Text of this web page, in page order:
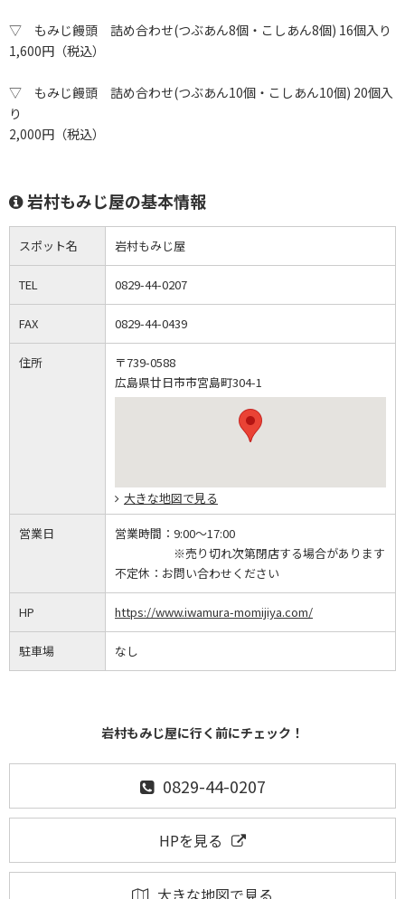
▽ もみじ饅頭 詰め合わせ(つぶあん8個・こしあん8個) 16個入り
1,600円（税込）
▽ もみじ饅頭 詰め合わせ(つぶあん10個・こしあん10個) 20個入
り
2,000円（税込）
岩村もみじ屋の基本情報
スポット名 岩村もみじ屋
TEL 0829-44-0207
FAX 0829-44-0439
住所
〒739-0588
広島県廿日市市宮島町304-1
大きな地図で見る
営業日 営業時間： 9:00～17:00
※売り切れ次第閉店する場合があります
不定休： お問い合わせください
HP https://www.iwamura-momijiya.com/
駐車場 なし
岩村もみじ屋に行く前にチェック！
0829-44-0207
HPを見る